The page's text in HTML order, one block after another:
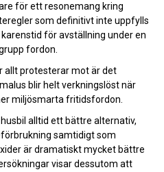
för ett resonemang kring
som definitivt inte uppfylls
för avställning under en
fordon.
allt protesterar mot är det
blir helt verkningslöst när
miljösmarta fritidsfordon.
alltid ett bättre alternativ,
samtidigt som
är dramatiskt mycket bättre
visar dessutom att